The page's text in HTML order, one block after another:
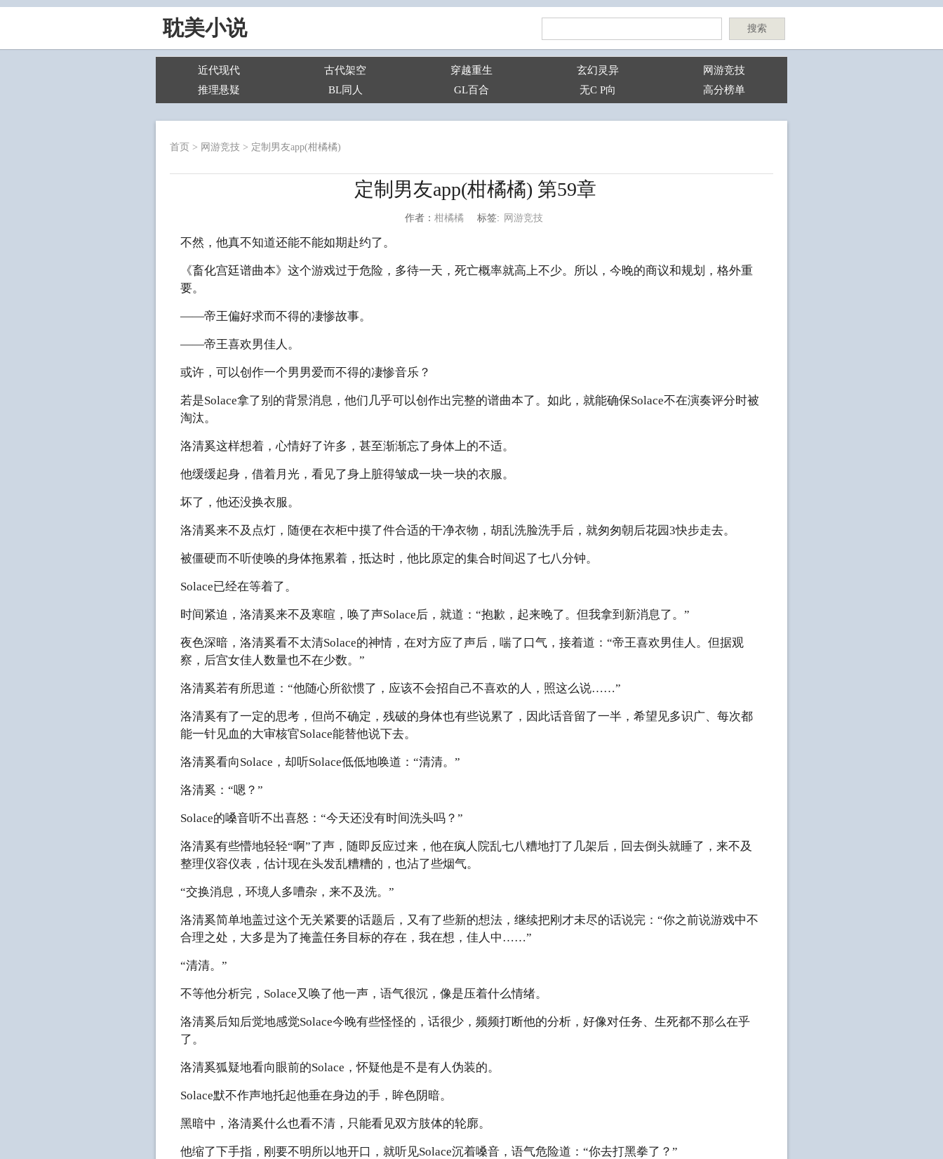
耽美小说 搜索
近代现代 古代架空 穿越重生 玄幻灵异
网游竞技
推理悬疑
BL同人 GL百合 无C P向 高分榜单
首页 > 网游竞技 > 定制男友app(柑橘橘)
定制男友app(柑橘橘) 第59章
作者： 柑橘橘 标签: 网游竞技
不然，他真不知道还能不能如期赴约了。
《畜化宫廷谱曲本》这个游戏过于危险，多待一天，死亡概率就高上不少。所以，今晚的商议和规划，格外重
要。
——帝王偏好求而不得的凄惨故事。
——帝王喜欢男佳人。
或许，可以创作一个男男爱而不得的凄惨音乐？
若是Solace拿了别的背景消息，他们几乎可以创作出完整的谱曲本了。如此，就能确保Solace不在演奏评分时被
淘汰。
洛清奚这样想着，心情好了许多，甚至渐渐忘了身体上的不适。
他缓缓起身，借着月光，看见了身上脏得皱成一块一块的衣服。
坏了，他还没换衣服。
洛清奚来不及点灯，随便在衣柜中摸了件合适的干净衣物，胡乱洗脸洗手后，就匆匆朝后花园3快步走去。
被僵硬而不听使唤的身体拖累着，抵达时，他比原定的集合时间迟了七八分钟。
Solace已经在等着了。
时间紧迫，洛清奚来不及寒暄，唤了声Solace后，就道：“抱歉，起来晚了。但我拿到新消息了。”
夜色深暗，洛清奚看不太清Solace的神情，在对方应了声后，喘了口气，接着道：“帝王喜欢男佳人。但据观
察，后宫女佳人数量也不在少数。”
洛清奚若有所思道：“他随心所欲惯了，应该不会招自己不喜欢的人，照这么说……”
洛清奚有了一定的思考，但尚不确定，残破的身体也有些说累了，因此话音留了一半，希望见多识广、每次都
能一针见血的大审核官Solace能替他说下去。
洛清奚看向Solace，却听Solace低低地唤道：“清清。”
洛清奚：“嗯？”
Solace的嗓音听不出喜怒：“今天还没有时间洗头吗？”
洛清奚有些懵地轻轻“啊”了声，随即反应过来，他在疯人院乱七八糟地打了几架后，回去倒头就睡了，来不及
整理仪容仪表，估计现在头发乱糟糟的，也沾了些烟气。
“交换消息，环境人多嘈杂，来不及洗。”
洛清奚简单地盖过这个无关紧要的话题后，又有了些新的想法，继续把刚才未尽的话说完：“你之前说游戏中不
合理之处，大多是为了掩盖任务目标的存在，我在想，佳人中……”
“清清。”
不等他分析完，Solace又唤了他一声，语气很沉，像是压着什么情绪。
洛清奚后知后觉地感觉Solace今晚有些怪怪的，话很少，频频打断他的分析，好像对任务、生死都不那么在乎
了。
洛清奚狐疑地看向眼前的Solace，怀疑他是不是有人伪装的。
Solace默不作声地托起他垂在身边的手，眸色阴暗。
黑暗中，洛清奚什么也看不清，只能看见双方肢体的轮廓。
他缩了下手指，刚要不明所以地开口，就听见Solace沉着嗓音，语气危险道：“你去打黑拳了？”